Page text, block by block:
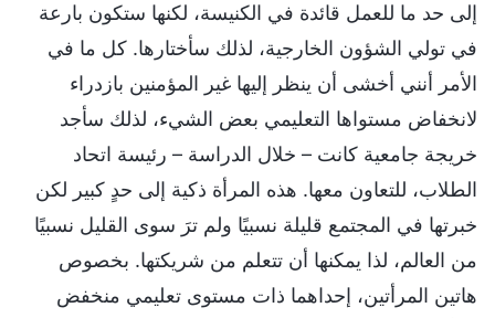
إلى حد ما للعمل قائدة في الكنيسة، لكنها ستكون بارعة
في تولي الشؤون الخارجية، لذلك سأختارها. كل ما في
الأمر أنني أخشى أن ينظر إليها غير المؤمنين بازدراء
لانخفاض مستواها التعليمي بعض الشيء، لذلك سأجد
خريجة جامعية كانت – خلال الدراسة – رئيسة اتحاد
الطلاب، للتعاون معها. هذه المرأة ذكية إلى حدٍ كبير لكن
خبرتها في المجتمع قليلة نسبيًا ولم ترَ سوى القليل نسبيًا
من العالم، لذا يمكنها أن تتعلم من شريكتها. بخصوص
هاتين المرأتين، إحداهما ذات مستوى تعليمي منخفض